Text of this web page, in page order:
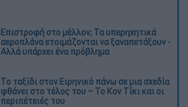
Επιστροφή στο μέλλον; Τα υπερηχητικά
αεροπλάνα ετοιμάζονται να ξαναπετάξουν -
Αλλά υπάρχει ένα πρόβλημα
Το ταξίδι στον Ειρηνικό πάνω σε μια σχεδία
φθάνει στο τέλος του – Το Κον Τίκι και οι
περιπέτειές του